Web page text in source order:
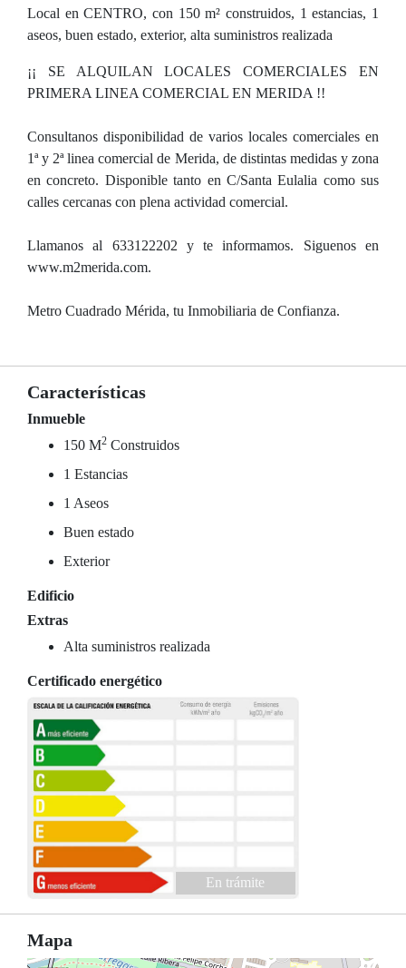
Local en CENTRO, con 150 m² construidos, 1 estancias, 1
aseos, buen estado, exterior, alta suministros realizada
¡¡ SE ALQUILAN LOCALES COMERCIALES EN
PRIMERA LINEA COMERCIAL EN MERIDA !!
Consultanos disponibilidad de varios locales comerciales en
1ª y 2ª linea comercial de Merida, de distintas medidas y zona
en concreto. Disponible tanto en C/Santa Eulalia como sus
calles cercanas con plena actividad comercial.
Llamanos al 633122202 y te informamos. Siguenos en
www.m2merida.com.
Metro Cuadrado Mérida, tu Inmobiliaria de Confianza.
Características
Inmueble
150 M2 Construidos
1 Estancias
1 Aseos
Buen estado
Exterior
Edificio
Extras
Alta suministros realizada
Certificado energético
En trámite
Mapa